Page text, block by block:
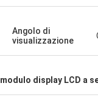
Angolo di
visualizzazione
modulo display LCD a